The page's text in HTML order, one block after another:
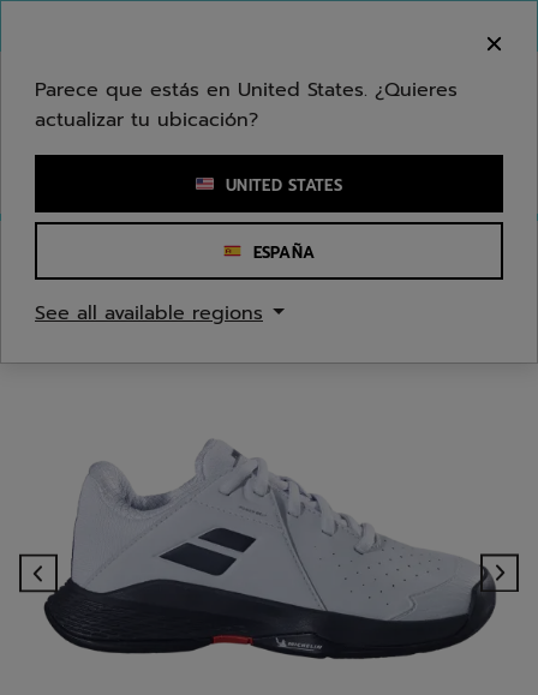
Ingresar una palabra clave o un número de artículo
Parece que estás en United States. ¿Quieres
actualizar tu ubicación?
UNITED STATES
ESPAÑA
See all available regions